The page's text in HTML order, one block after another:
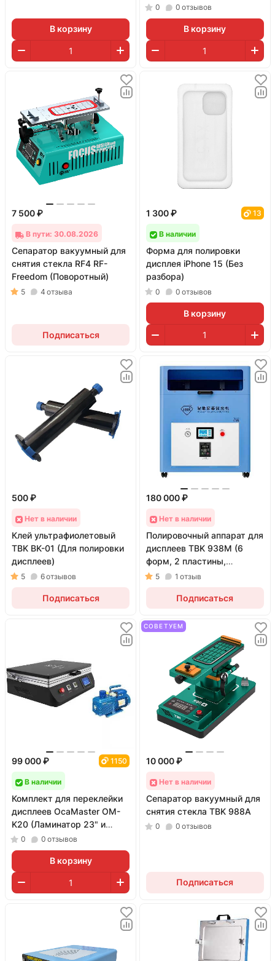
В корзину
0 0 отзывов
В корзину
7 500 ₽
В пути: 30.08.2026
Сепаратор вакуумный для
снятия стекла RF4 RF-
Freedom (Поворотный)
5 4 отзыва
Подписаться
1 300 ₽ 13
В наличии
Форма для полировки
дисплея iPhone 15 (Без
разбора)
0 0 отзывов
В корзину
500 ₽
Нет в наличии
Клей ультрафиолетовый
TBK BK-01 (Для полировки
дисплеев)
5 6отзывов
Подписаться
180 000 ₽
Нет в наличии
Полировочный аппарат для
дисплеев TBK 938M (6
форм, 2 пластины,
порошок, клей и пистолет)
5 1 отзыв
Подписаться
99 000 ₽ 1150
В наличии
Комплект для переклейки
дисплеев OcaMaster OM-
K20 (Ламинатор 23" и
помпа 4L)
0 0 отзывов
В корзину
СОВЕТУЕМ
10 000 ₽
Нет в наличии
Сепаратор вакуумный для
снятия стекла TBK 988A
0 0 отзывов
Подписаться